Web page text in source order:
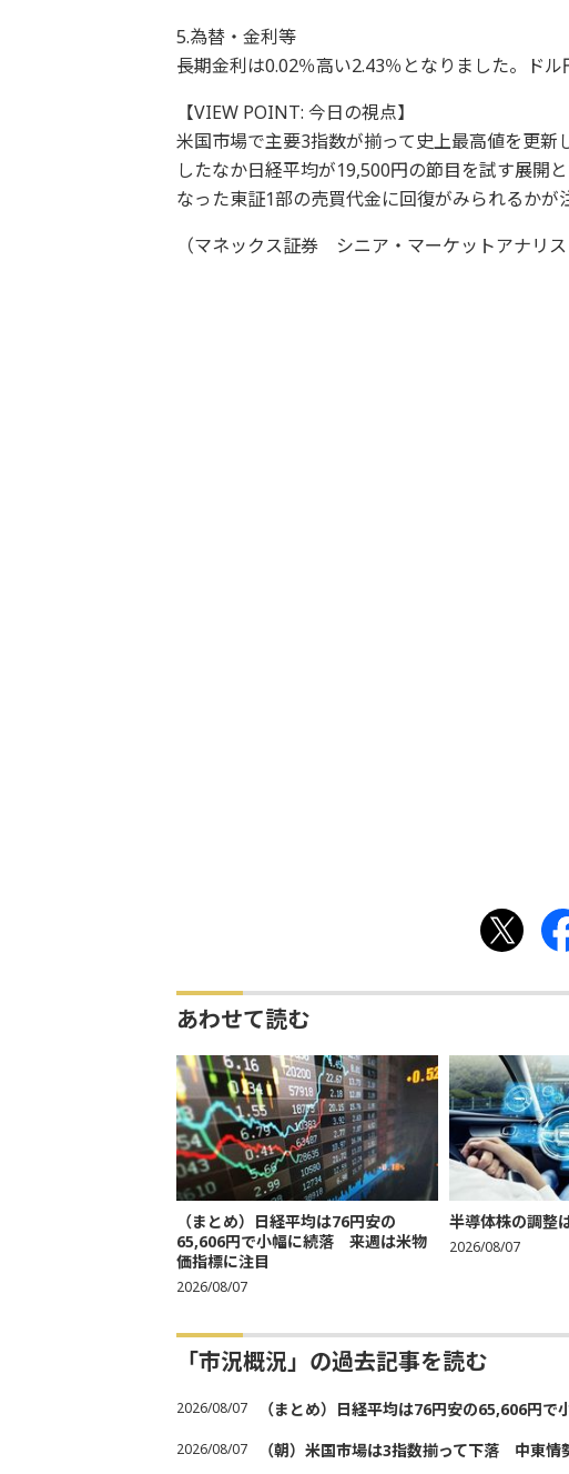
5.為替・金利等
長期金利は0.02％高い2.43％となりました。ドル
【VIEW POINT: 今日の視点】
米国市場で主要3指数が揃って史上最高値を更
したなか日経平均が19,500円の節目を試す展開
なった東証1部の売買代金に回復がみられるかが
（マネックス証券 シニア・マーケットアナリス
あわせて読む
（まとめ）日経平均は76円安の
65,606円で小幅に続落 来週は米物
価指標に注目
2026/08/07
半導体株の調整
2026/08/07
「市況概況」の過去記事を読む
2026/08/07 （まとめ）日経平均は76円安の65,606円
2026/08/07 （朝）米国市場は3指数揃って下落 中東